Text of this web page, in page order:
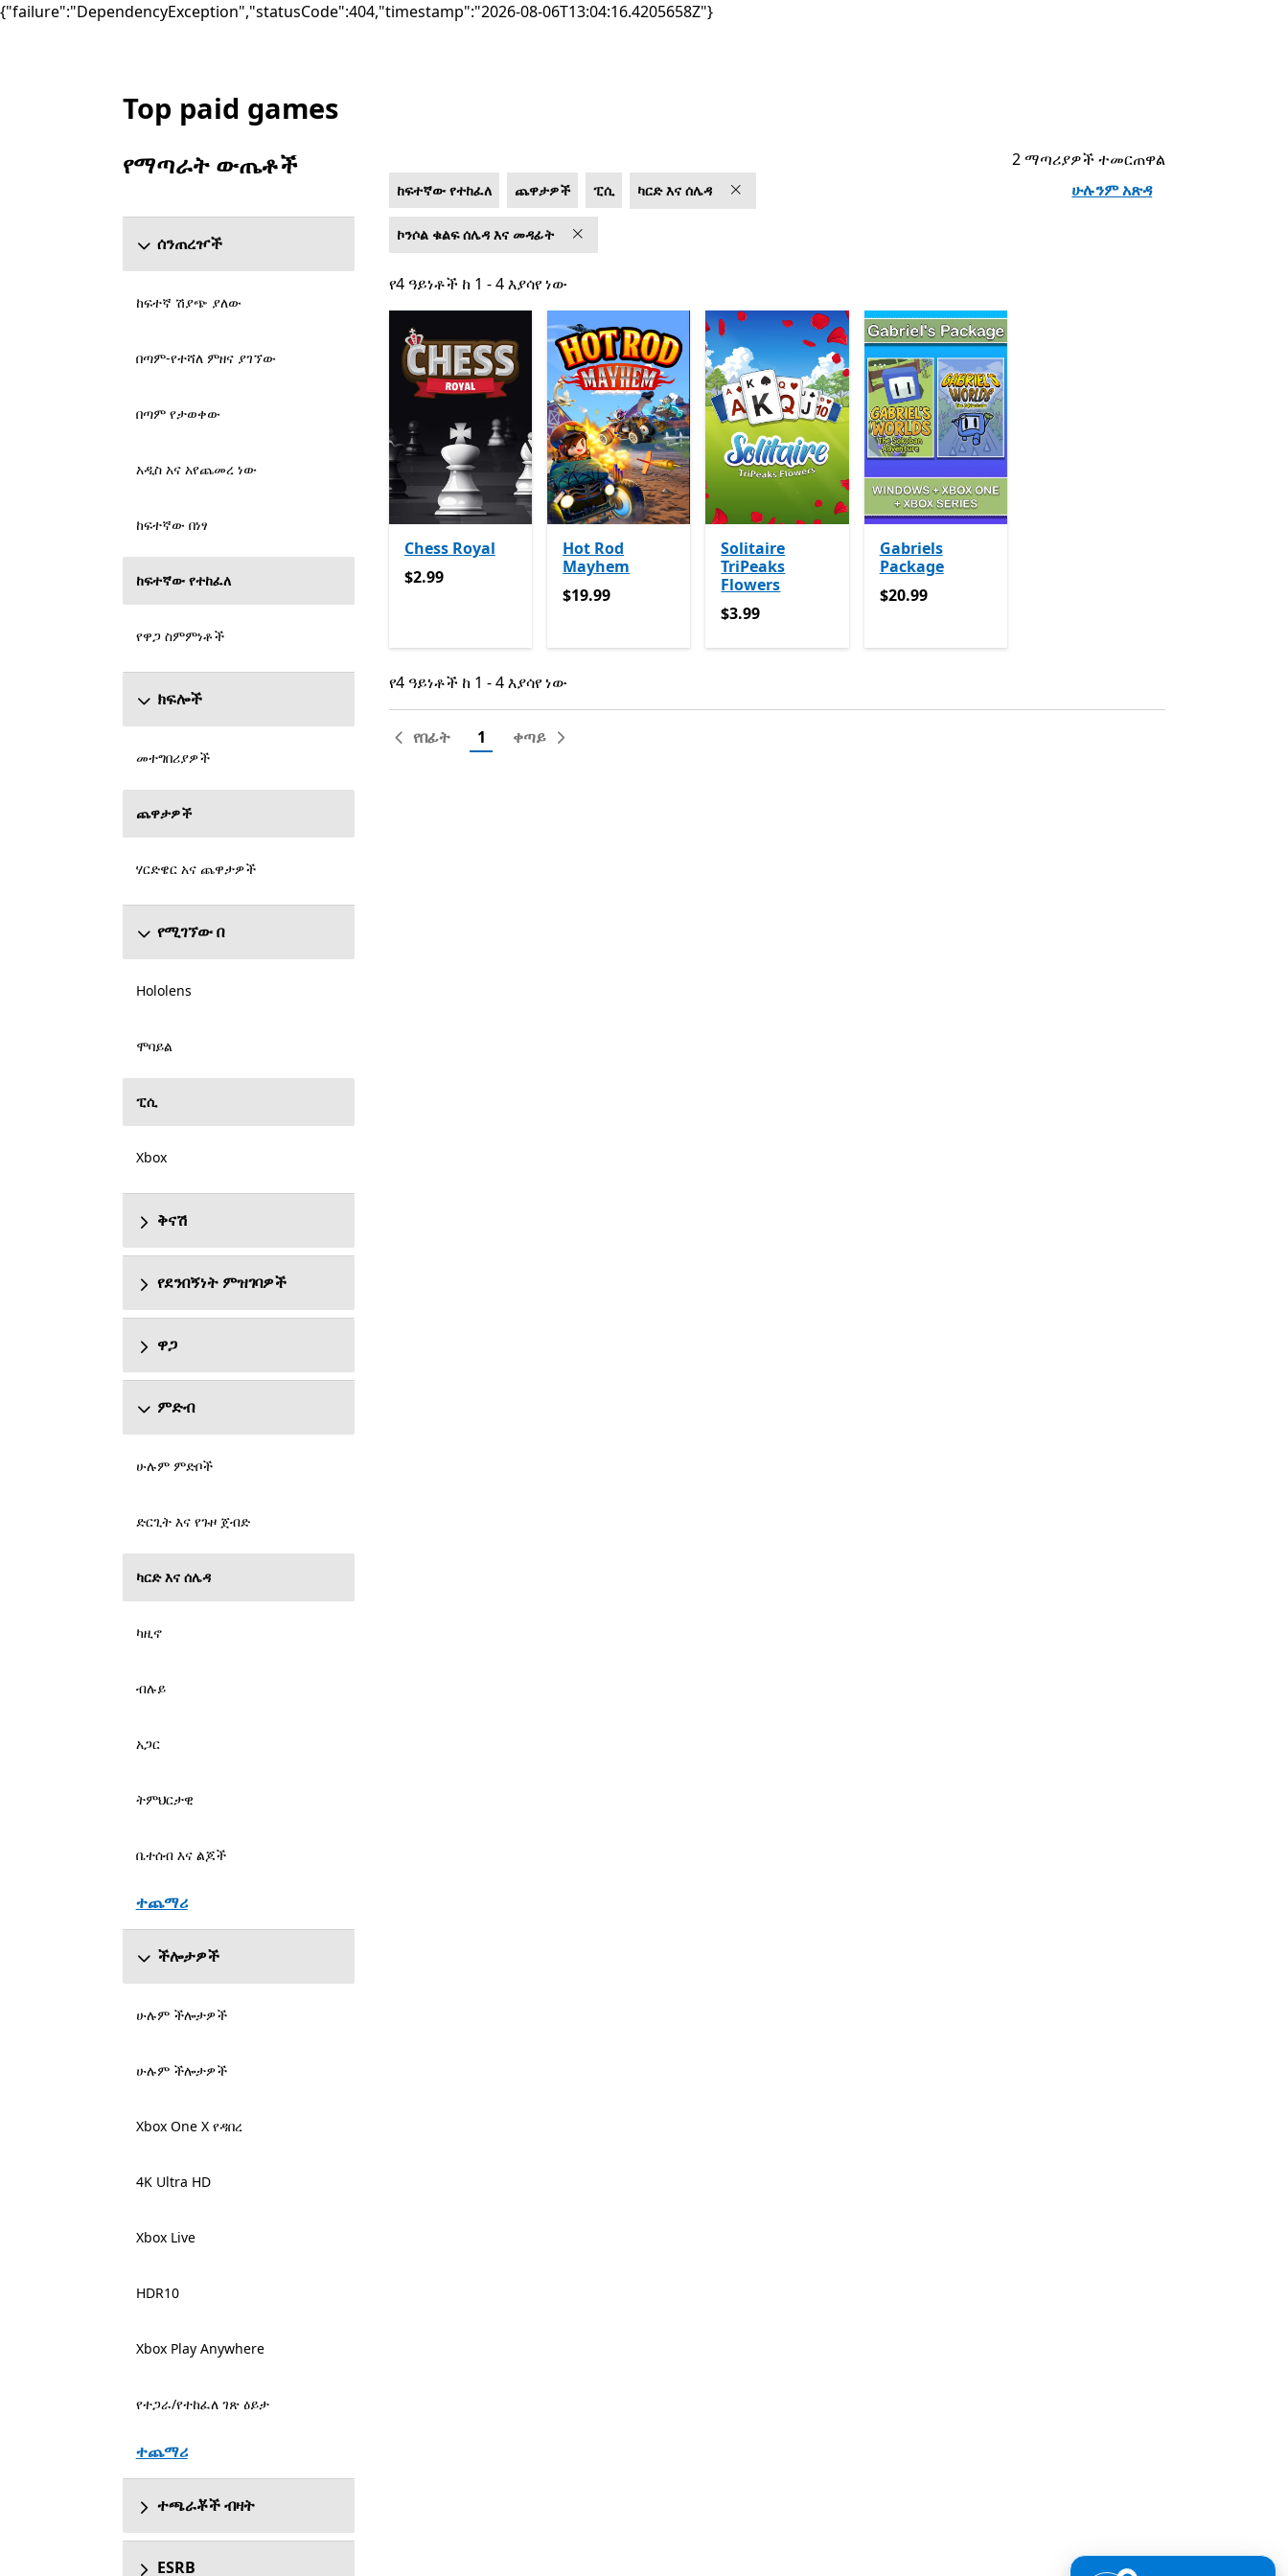
{"failure":"DependencyException","statusCode":404,"timestamp":"2026-08-06T13:04:16.4205658Z"}
List Microsoft.com
Top paid games
የማጣራት ውጤቶች
ሰንጠረዦች
ከፍተኛ ሽያጭ ያለው
በጣም-የተሻለ ምዘና ያገኘው
በጣም የታወቀው
አዲስ አና አየጨመረ ነው
ከፍተኛው በነፃ
ከፍተኛው የተከፈለ
የዋጋ ስምምነቶች
ክፍሎች
መተግበሪያዎች
ጨዋታዎች
ሃርድዌር አና ጨዋታዎች
የሚገኘው በ
Hololens
ሞባይል
ፒሲ
Xbox
ቅናሽ
የደንበኝነት ምዝገባዎች
ዋጋ
ምድብ
ሁሉም ምድቦች
ድርጊት እና የጉዞ ጀብድ
ካርድ እና ሰሌዳ
ካዚኖ
ብሉይ
አጋር
ትምህርታዊ
ቤተሰብ እና ልጆች
ተጨማሪ
ችሎታዎች
ሁሉም ችሎታዎች
ሁሉም ችሎታዎች
Xbox One X የዳበረ
4K Ultra HD
Xbox Live
HDR10
Xbox Play Anywhere
የተጋራ/የተከፈለ ገጽ ዕይታ
ተጨማሪ
ተጫራቾች ብዛት
ESRB
ከፍተኛው የተከፈለ ጨዋታዎች ፒሲ ካርድ እና ሰሌዳ
ኮንሶል ቁልፍ ሰሌዳ እና መዳፊት
2 ማጣሪያዎች ተመርጠዋል
ሁሉንም አጽዳ
የ4 ዓይነቶች ከ 1 - 4 እያሳየ ነው
የ4 ዓይነቶች ከ 1 - 4 እያሳየ ነው
Chess Royal
$2.99
$2.99
Hot Rod
Mayhem
$19.99
$19.99
Solitaire
TriPeaks
Flowers
$3.99
$3.99
Gabriels
Package
$20.99
$20.99
የ4 ዓይነቶች ከ 1 - 4 እያሳየ ነው
የ4 ዓይነቶች ከ 1 - 4 እያሳየ ነው
የበፊት 1 ቀጣይ